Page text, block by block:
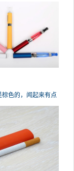
色的，闻起来有点